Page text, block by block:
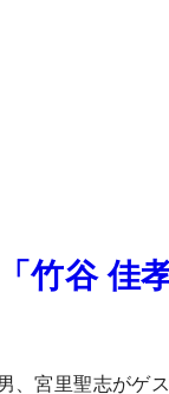
竹谷
、宮里聖志がゲ